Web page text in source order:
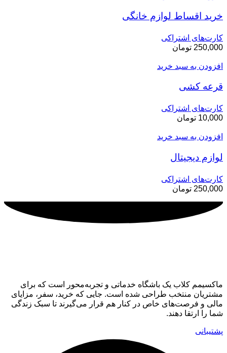
خرید اقساط لوازم خانگی
کارت‌های اشتراکی
250,000 تومان
افزودن به سبد خرید
قرعه کشی
کارت‌های اشتراکی
10,000 تومان
افزودن به سبد خرید
لوازم دیجیتال
کارت‌های اشتراکی
250,000 تومان
ماکسیمم کلاب یک باشگاه خدماتی و تجربه‌محور است که برای
مشتریان منتخب طراحی شده است. جایی که خرید، سفر، مزایای
مالی و فرصت‌های خاص در کنار هم قرار می‌گیرند تا سبک زندگی
شما را ارتقا دهند.
پشتیبانی